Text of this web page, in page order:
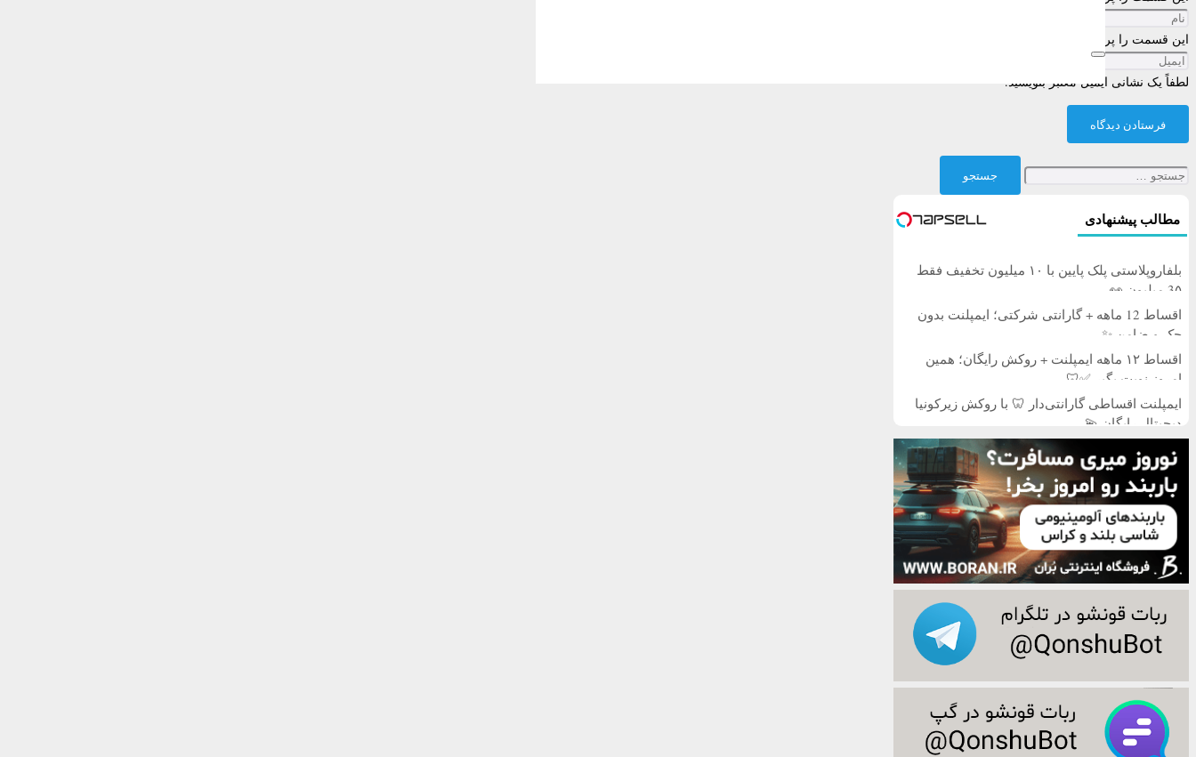
این قسمت را پر کنید
لطفاً یک نشانی ایمیل معتبر بنویسید.
فرستادن دیدگاه
جستجو
برای:
مطالب پیشنهادی
بلفاروپلاستی پلک پایین با ۱۰ میلیون تخفیف فقط
3۵ میلیون 👀
اقساط 12 ماهه + گارانتی شرکتی؛ ایمپلنت بدون
چک و ضامن ✨
اقساط ۱۲ ماهه ایمپلنت + روکش رایگان؛ همین
امروز نوبت بگیر ✅🦷
ایمپلنت اقساطی گارانتی‌دار 🦷 با روکش زیرکونیا
دیجیتال رایگان 💫